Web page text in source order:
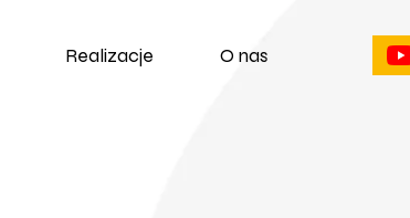
Realizacje O nas